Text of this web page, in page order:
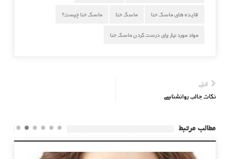
فایده های ماسک حنا ماسک حنا ماسک حنا چیست؟
مواد مورد نیاز برای درست کردن ماسک حنا
قبلی
نکات جالب روانشناسی
مطالب مرتبط